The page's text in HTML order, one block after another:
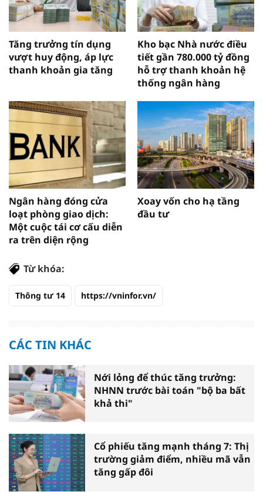
Tăng trưởng tín dụng
vượt huy động, áp lực
thanh khoản gia tăng
Kho bạc Nhà nước điều
tiết gần 780.000 tỷ đồng
hỗ trợ thanh khoản hệ
thống ngân hàng
Ngân hàng đóng cửa
loạt phòng giao dịch:
Một cuộc tái cơ cấu diễn
ra trên diện rộng
Xoay vốn cho hạ tầng
đầu tư
Từ khóa:
Thông tư 14 https://vninfor.vn/
CÁC TIN KHÁC
Nới lỏng để thúc tăng trưởng:
NHNN trước bài toán "bộ ba bất
khả thi"
Cổ phiếu tăng mạnh tháng 7: Thị
trường giảm điểm, nhiều mã vẫn
tăng gấp đôi